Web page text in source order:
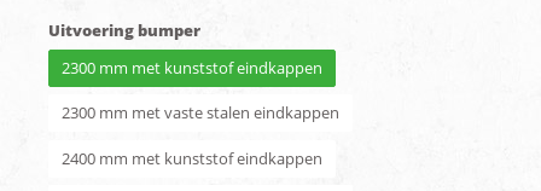
Uitvoering bumper
2300 mm met kunststof eindkappen
2300 mm met vaste stalen eindkappen
2400 mm met kunststof eindkappen